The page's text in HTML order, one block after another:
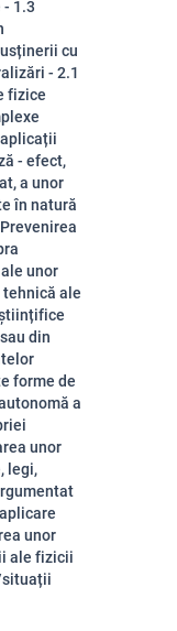
1.3
cu
- 2.1
fizice
- efect,
a unor
în natură
unor
ale
din
forme de
a
unor
legi,
unor
ale fizicii
situații